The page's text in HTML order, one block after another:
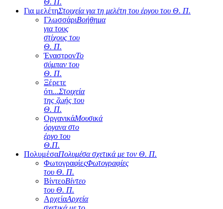
Θ. Π.
Για μελέτηΣτοιχεία για τη μελέτη του έργου του Θ. Π.
ΓλωσσάριΒοήθημα
για τους
στίχους του
Θ. Π.
ΈναστρονΤο
σύμπαν του
Θ. Π.
Ξέρετε
ότι...Στοιχεία
της ζωής του
Θ. Π.
ΟργανικάΜουσικά
όργανα στο
έργο του
Θ.Π.
ΠολυμέσαΠολυμέσα σχετικά με τον Θ. Π.
ΦωτογραφίεςΦωτογραφίες
του Θ. Π.
ΒίντεοΒίντεο
του Θ. Π.
ΑρχείαΑρχεία